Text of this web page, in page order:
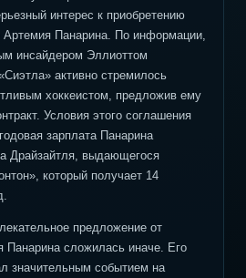
интерес к приобретению
Артемия Панарина. По информации,
инсайдером Эллиоттом
активно стремилось
хоккеистом, предложив ему
Условия этого соглашения
зарплата Панарина
Драйзайтля, выдающегося
который получает 14
предложение от
Панарина сложилась иначе. Его
значительным событием на